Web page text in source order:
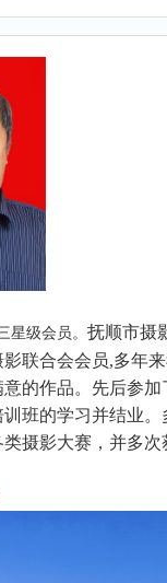
星级会员。 抚顺市摄
联合会会员,多年
的作品。先后参
训班的学习并结业
摄影大赛，并多